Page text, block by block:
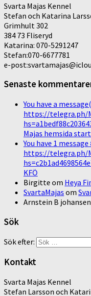
Svarta Majas Kennel
Stefan och Katarina
Grimhult 302
384 73 Fliseryd
Katarina: 070-5291247
Stefan:070-6677781
e-
Senaste
You have a
https://telegra.ph/
Majas hemsida
You have 1 message
https://telegra.ph/
KFÖ
Birgitte om Heya
SvartaMajas om
Arnstein B johansen
Sök
Sök efter:
Kontakt
Svarta Majas Kennel
Stefan Larsson och